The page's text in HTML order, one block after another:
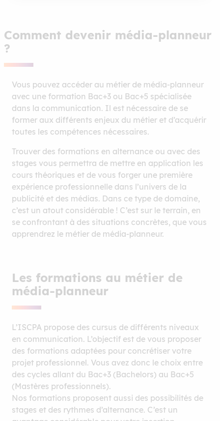
Comment devenir média-planneur
?
Vous pouvez accéder au métier de média-planneur
avec une formation Bac+3 ou Bac+5 spécialisée
dans la communication. Il est nécessaire de se
former aux différents enjeux du métier et d’acquérir
toutes les compétences nécessaires.
Trouver des formations en alternance ou avec des
stages vous permettra de mettre en application les
cours théoriques et de vous forger une première
expérience professionnelle dans l’univers de la
publicité et des médias. Dans ce type de domaine,
c’est un atout considérable ! C’est sur le terrain, en
se confrontant à des situations concrètes, que vous
apprendrez le métier de média-planneur.
Les formations au métier de
média-planneur
L’ISCPA propose des cursus de différents niveaux
en communication. L’objectif est de vous proposer
des formations adaptées pour concrétiser votre
projet professionnel. Vous avez donc le choix entre
des cycles allant du Bac+3 (Bachelors) au Bac+5
(Mastères professionnels).
Nos formations proposent aussi des possibilités de
stages et des rythmes d’alternance. C’est un